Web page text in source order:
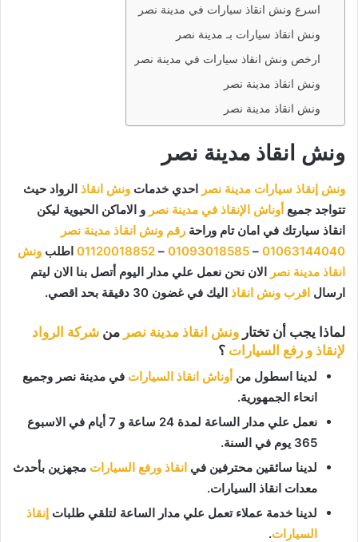
اسرع ونش انقاذ سيارات في مدينة نصر
ونش انقاذ سيارات بـ مدينة نصر
ارخص ونش انقاذ سيارات في مدينة نصر
ونش انقاذ مدينة نصر
ونش انقاذ مدينة نصر
ونش انقاذ مدينة نصر
ونش إنقاذ سيارات مدينة نصر احدي خدمات ونش انقاذ الرواد حيث
تتواجد جميع أوناش الإنقاذ في مدينة نصر و الاماكن الحيوية ليكن
انقاذ سيارتك في امان تام وراحة رقم ونش انقاذ مدينة نصر
01063144040
–
01093018585
–
01120018852 اطلب ونش
انقاذ مدينة نصر الان نحن نعمل علي مدار اليوم أتصل بنا الان ليتم
ارسال اقرب ونش انقاذ اليك في غضون 30 دقيقة بحد اقصي.
لماذا يجب أن تختار ونش انقاذ مدينة نصر من شركة الرواد
لإنقاذ و رفع السيارات ؟
لدينا اسطول من أوناش انقاذ السيارات في مدينة نصر وجميع
انحاء الجمهورية.
نعمل علي مدار الساعة لمدة 24 ساعة و 7 أيام في الاسبوع
365 يوم في السنة.
لدينا سائقين محترفين في انقاذ ورفع السيارات مجهزين بأحدث
معدات انقاذ السيارات.
لدينا خدمة عملاء تعمل علي مدار الساعة لتلقي طلبات إنقاذ
السيارات.